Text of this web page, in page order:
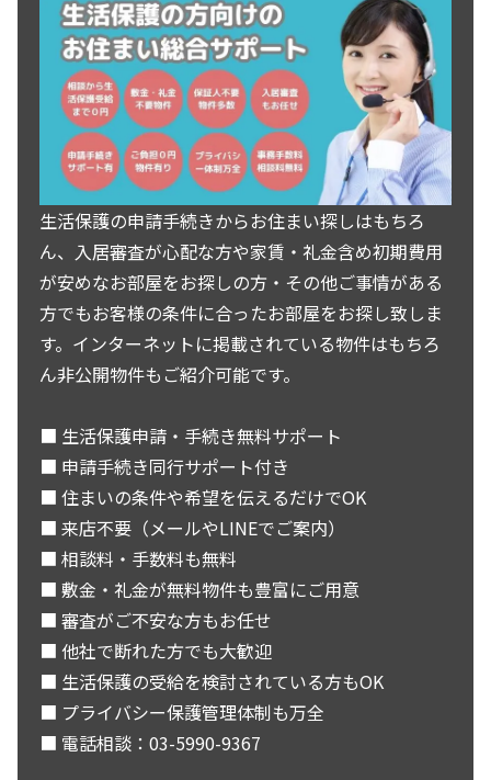
生活保護の申請手続きからお住まい探しはもちろ
ん、入居審査が心配な方や家賃・礼金含め初期費用
が安めなお部屋をお探しの方・その他ご事情がある
方でもお客様の条件に合ったお部屋をお探し致しま
す。インターネットに掲載されている物件はもちろ
ん非公開物件もご紹介可能です。
■ 生活保護申請・手続き無料サポート
■ 申請手続き同行サポート付き
■ 住まいの条件や希望を伝えるだけでOK
■ 来店不要（メールやLINEでご案内）
■ 相談料・手数料も無料
■ 敷金・礼金が無料物件も豊富にご用意
■ 審査がご不安な方もお任せ
■ 他社で断れた方でも大歓迎
■ 生活保護の受給を検討されている方もOK
■ プライバシー保護管理体制も万全
■ 電話相談：03-5990-9367